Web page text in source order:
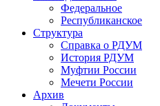
Федеральное
Республиканское
Структура
Справка о РДУМ
История РДУМ
Муфтии России
Мечети России
Архив